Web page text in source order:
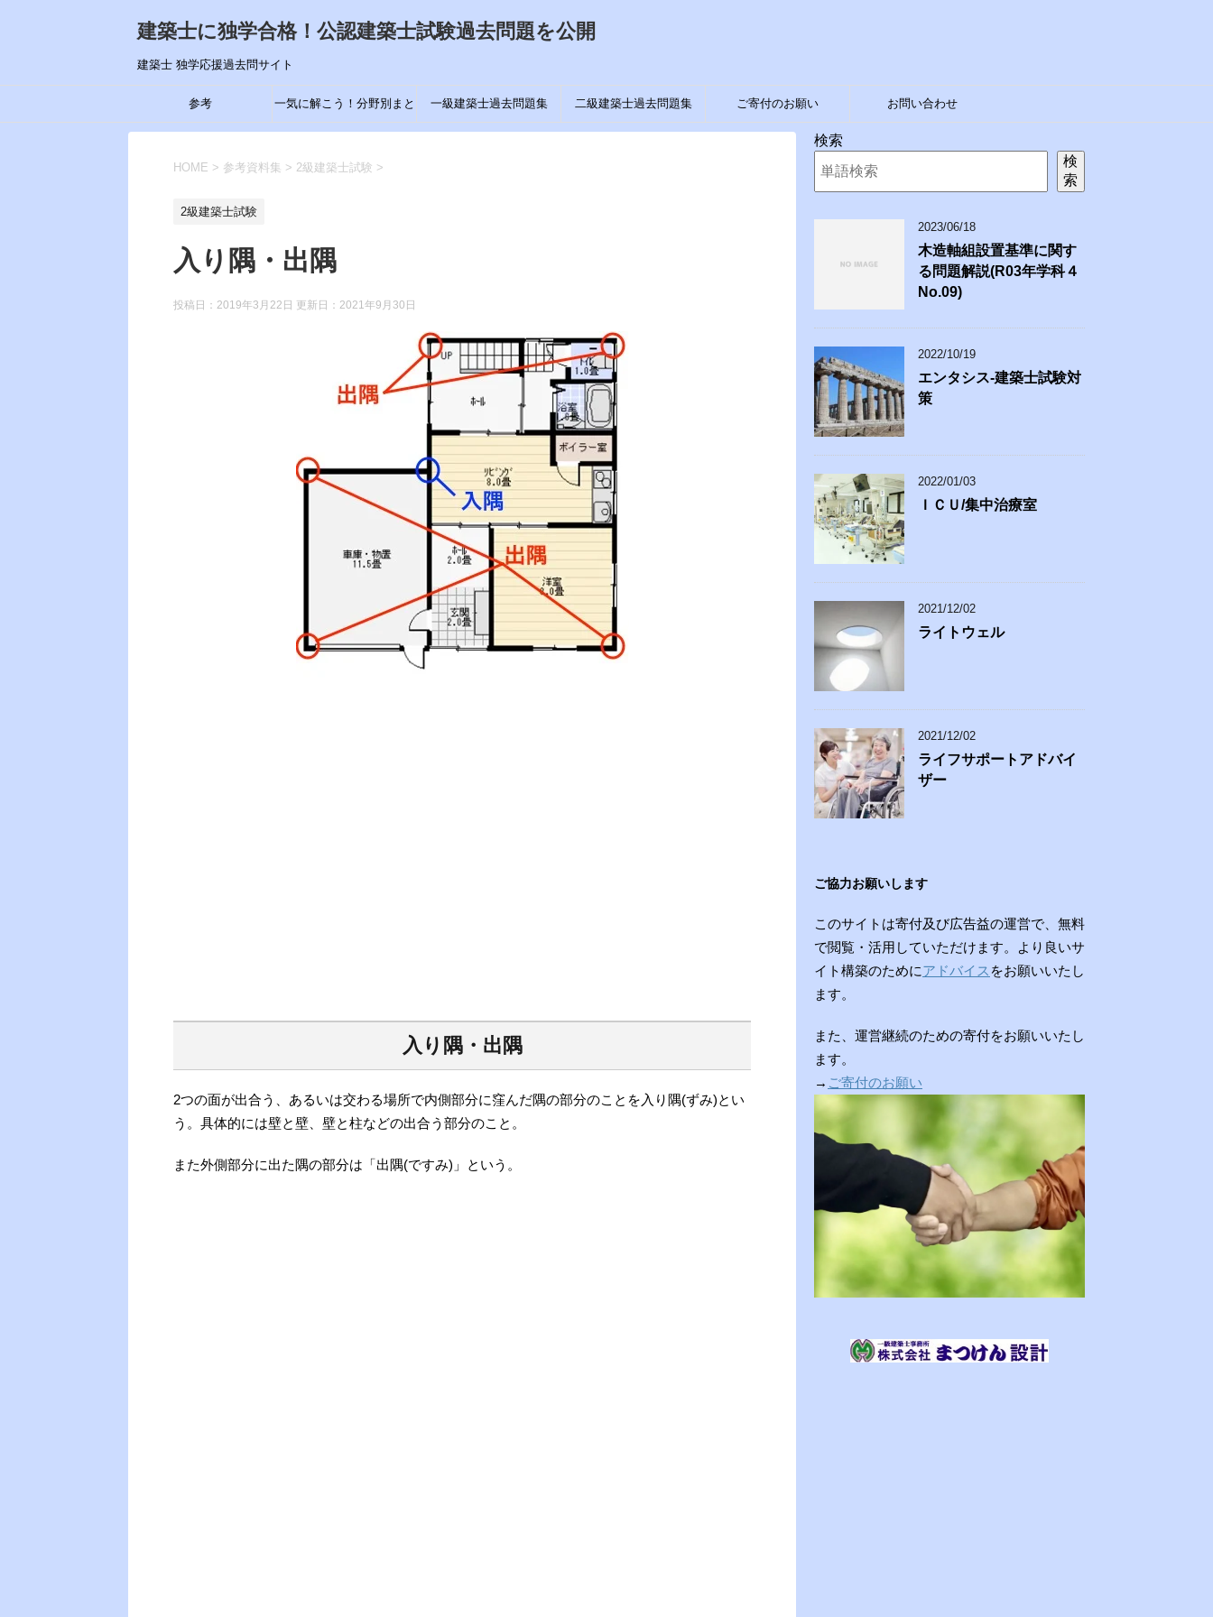
建築士に独学合格！公認建築士試験過去問題を公開
建築士 独学応援過去問サイト
参考 一気に解こう！分野別まと 一級建築士過去問題集 二級建築士過去問題集 ご寄付のお願い お問い合わせ
HOME > 参考資料集 > 2級建築士試験 >
2級建築士試験
入り隅・出隅
投稿日：2019年3月22日 更新日： 2021年9月30日
入り隅・出隅
2つの面が出合う、あるいは交わる場所で内側部分に窪んだ隅の部分のことを入り隅(ずみ)とい
う。具体的には壁と壁、壁と柱などの出合う部分のこと。
また外側部分に出た隅の部分は「出隅(ですみ)」という。
検索
検
索
2023/06/18
木造軸組設置基準に関す
る問題解説(R03年学科４
No.09)
2022/10/19
エンタシス-建築士試験対
策
2022/01/03
ＩＣＵ/集中治療室
2021/12/02
ライトウェル
2021/12/02
ライフサポートアドバイ
ザー
ご協力お願いします
このサイトは寄付及び広告益の運営で、無料
で閲覧・活用していただけます。より良いサ
イト構築のためにアドバイス をお願いいたし
ます。
また、運営継続のための寄付をお願いいたし
ます。
→ ご寄付のお願い